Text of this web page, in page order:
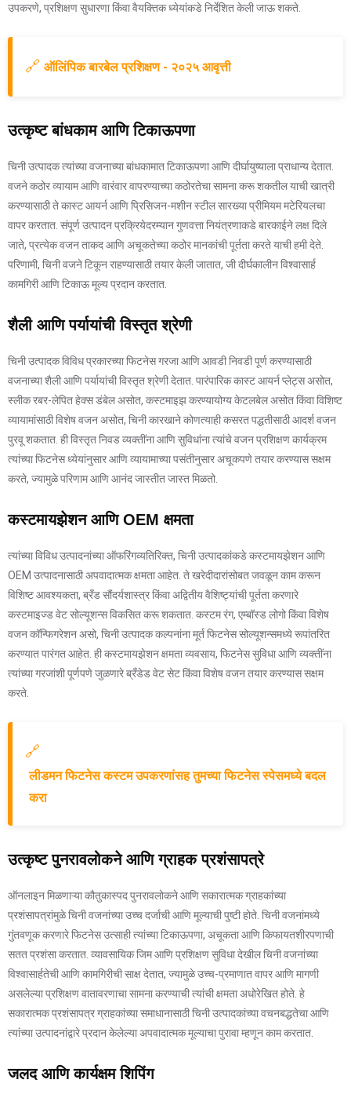
उपकरणे, प्रशिक्षण सुधारणा किंवा वैयक्तिक ध्येयांकडे निर्देशित केली जाऊ शकते.
🔗 ऑलिंपिक बारबेल प्रशिक्षण - २०२५ आवृत्ती
उत्कृष्ट बांधकाम आणि टिकाऊपणा
चिनी उत्पादक त्यांच्या वजनाच्या बांधकामात टिकाऊपणा आणि दीर्घायुष्याला प्राधान्य देतात.
वजने कठोर व्यायाम आणि वारंवार वापरण्याच्या कठोरतेचा सामना करू शकतील याची खात्री
करण्यासाठी ते कास्ट आयर्न आणि प्रिसिजन-मशीन स्टील सारख्या प्रीमियम मटेरियलचा
वापर करतात. संपूर्ण उत्पादन प्रक्रियेदरम्यान गुणवत्ता नियंत्रणाकडे बारकाईने लक्ष दिले
जाते, प्रत्येक वजन ताकद आणि अचूकतेच्या कठोर मानकांची पूर्तता करते याची हमी देते.
परिणामी, चिनी वजने टिकून राहण्यासाठी तयार केली जातात, जी दीर्घकालीन विश्वासार्ह
कामगिरी आणि टिकाऊ मूल्य प्रदान करतात.
शैली आणि पर्यायांची विस्तृत श्रेणी
चिनी उत्पादक विविध प्रकारच्या फिटनेस गरजा आणि आवडी निवडी पूर्ण करण्यासाठी
वजनाच्या शैली आणि पर्यायांची विस्तृत श्रेणी देतात. पारंपारिक कास्ट आयर्न प्लेट्स असोत,
स्लीक रबर-लेपित हेक्स डंबेल असोत, कस्टमाइझ करण्यायोग्य केटलबेल असोत किंवा विशिष्ट
व्यायामांसाठी विशेष वजन असोत, चिनी कारखाने कोणत्याही कसरत पद्धतीसाठी आदर्श वजन
पुरवू शकतात. ही विस्तृत निवड व्यक्तींना आणि सुविधांना त्यांचे वजन प्रशिक्षण कार्यक्रम
त्यांच्या फिटनेस ध्येयांनुसार आणि व्यायामाच्या पसंतीनुसार अचूकपणे तयार करण्यास सक्षम
करते, ज्यामुळे परिणाम आणि आनंद जास्तीत जास्त मिळतो.
कस्टमायझेशन आणि OEM क्षमता
त्यांच्या विविध उत्पादनांच्या ऑफरिंगव्यतिरिक्त, चिनी उत्पादकांकडे कस्टमायझेशन आणि
OEM उत्पादनासाठी अपवादात्मक क्षमता आहेत. ते खरेदीदारांसोबत जवळून काम करून
विशिष्ट आवश्यकता, ब्रँड सौंदर्यशास्त्र किंवा अद्वितीय वैशिष्ट्यांची पूर्तता करणारे
कस्टमाइज्ड वेट सोल्यूशन्स विकसित करू शकतात. कस्टम रंग, एम्बॉस्ड लोगो किंवा विशेष
वजन कॉन्फिगरेशन असो, चिनी उत्पादक कल्पनांना मूर्त फिटनेस सोल्यूशन्समध्ये रूपांतरित
करण्यात पारंगत आहेत. ही कस्टमायझेशन क्षमता व्यवसाय, फिटनेस सुविधा आणि व्यक्तींना
त्यांच्या गरजांशी पूर्णपणे जुळणारे ब्रँडेड वेट सेट किंवा विशेष वजन तयार करण्यास सक्षम
करते.
🔗
लीडमन फिटनेस कस्टम उपकरणांसह तुमच्या फिटनेस स्पेसमध्ये बदल
करा
उत्कृष्ट पुनरावलोकने आणि ग्राहक प्रशंसापत्रे
ऑनलाइन मिळणाऱ्या कौतुकास्पद पुनरावलोकने आणि सकारात्मक ग्राहकांच्या
प्रशंसापत्रांमुळे चिनी वजनांच्या उच्च दर्जाची आणि मूल्याची पुष्टी होते. चिनी वजनांमध्ये
गुंतवणूक करणारे फिटनेस उत्साही त्यांच्या टिकाऊपणा, अचूकता आणि किफायतशीरपणाची
सतत प्रशंसा करतात. व्यावसायिक जिम आणि प्रशिक्षण सुविधा देखील चिनी वजनांच्या
विश्वासार्हतेची आणि कामगिरीची साक्ष देतात, ज्यामुळे उच्च-प्रमाणात वापर आणि मागणी
असलेल्या प्रशिक्षण वातावरणाचा सामना करण्याची त्यांची क्षमता अधोरेखित होते. हे
सकारात्मक प्रशंसापत्र ग्राहकांच्या समाधानासाठी चिनी उत्पादकांच्या वचनबद्धतेचा आणि
त्यांच्या उत्पादनांद्वारे प्रदान केलेल्या अपवादात्मक मूल्याचा पुरावा म्हणून काम करतात.
जलद आणि कार्यक्षम शिपिंग